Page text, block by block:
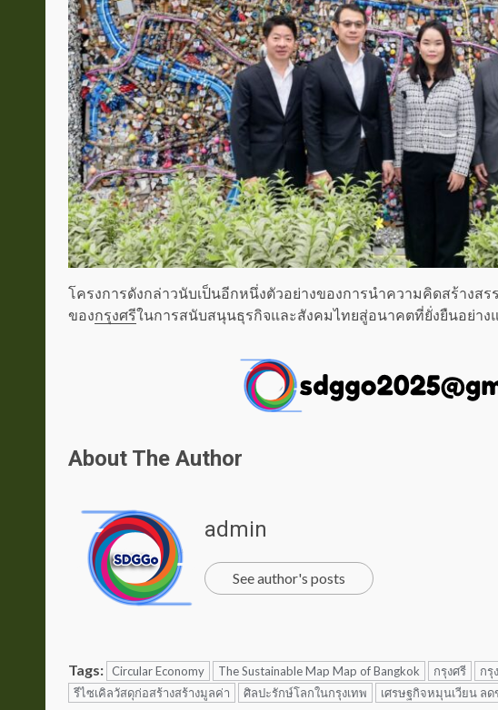
โครงการดังกล่าวนับเป็นอีกหนึ่งตัวอย่างของการนำความคิดสร้างส
ของกรุงศรีในการสนับสนุนธุรกิจและสังคมไทยสู่อนาคตที่ยั่งยืนอย่าง
About The Author
admin
See author's posts
Tags: Circular Economy The Sustainable Map Map of Bangkok กรุงศรี กรุ
รีไซเคิลวัสดุก่อสร้างสร้างมูลค่า
ศิลปะรักษ์โลกในกรุงเทพ เศรษฐกิจหมุนเวียน ลด